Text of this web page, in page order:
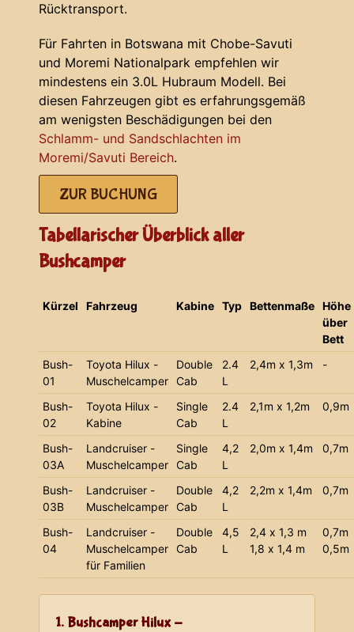
Rücktransport.
Für Fahrten in Botswana mit Chobe-Savuti
und Moremi Nationalpark empfehlen wir
mindestens ein 3.0L Hubraum Modell. Bei
diesen Fahrzeugen gibt es erfahrungsgemäß
am wenigsten Beschädigungen bei den
Schlamm- und Sandschlachten im
Moremi/Savuti Bereich.
ZUR BUCHUNG
Tabellarischer Überblick aller
Bushcamper
Kürzel Fahrzeug Kabine Typ Bettenmaße Höhe
über
Bett
Bush-
01
Toyota Hilux -
Muschelcamper
Double
Cab
2.4
L
2,4m x 1,3m -
Bush-
02
Toyota Hilux -
Kabine
Single
Cab
2.4
L
2,1m x 1,2m 0,9m
Bush-
03A
Landcruiser -
Muschelcamper
Single
Cab
4,2
L
2,0m x 1,4m 0,7m
Bush-
03B
Landcruiser -
Muschelcamper
Double
Cab
4,2
L
2,2m x 1,4m 0,7m
Bush-
04
Landcruiser -
Muschelcamper
für Familien
Double
Cab
4,5
L
2,4 x 1,3 m
1,8 x 1,4 m
0,7m
0,5m
1. Bushcamper Hilux -